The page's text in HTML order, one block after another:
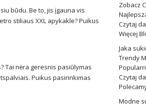
būdu. Be to, jis įgauna vis
stiliaus XXL apykakle? Puikus
Tai nėra geresnis pasiūlymas
Puikus pasirinkimas
Zobacz
Czytaj
Więcej
Jaka
Trendy
Czytaj
Modne